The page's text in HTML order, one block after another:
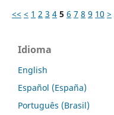
<< < 1 2 3 4 5 6 7 8 9 10 >
Idioma
English
Español (España)
Português (Brasil)